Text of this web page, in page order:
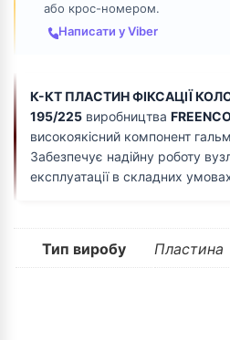
або крос-номером.
Написати у Viber
К-КТ ПЛАСТИН ФІКСАЦІЇ
195/225 виробництва
високоякісний компонент
Забезпечує надійну роботу
експлуатації в складних
Тип виробу Пластина